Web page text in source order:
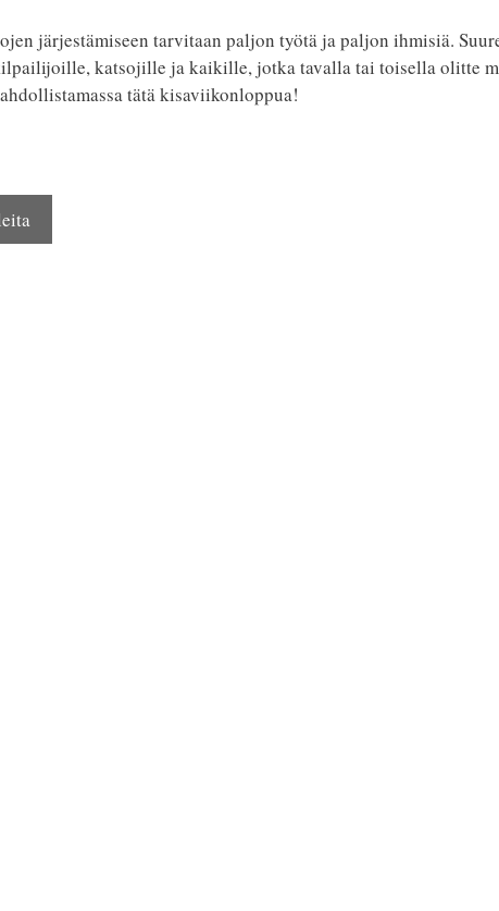
järjestämiseen tarvitaan paljon työtä ja paljon ihmisiä.
katsojille ja kaikille, jotka tavalla tai toisella olitte
tätä kisaviikonloppua!